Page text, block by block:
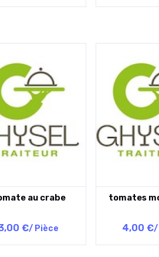
au crabe
€/ Pièce
tomates
4,00 €/